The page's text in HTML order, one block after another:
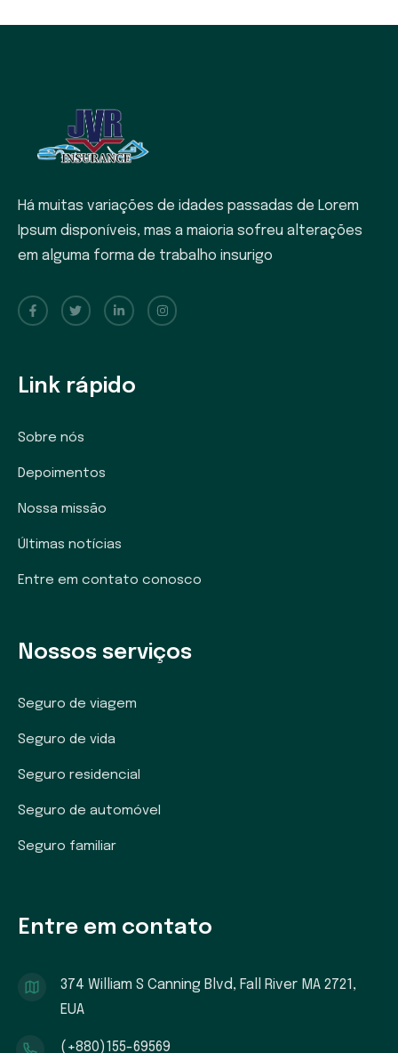
Há muitas variações de idades passadas de Lorem
Ipsum disponíveis, mas a maioria sofreu alterações
em alguma forma de trabalho insurigo
Link rápido
Sobre nós
Depoimentos
Nossa missão
Últimas notícias
Entre em contato conosco
Nossos serviços
Seguro de viagem
Seguro de vida
Seguro residencial
Seguro de automóvel
Seguro familiar
Entre em contato
374 William S Canning Blvd, Fall River MA 2721,
EUA
(+880)155-69569